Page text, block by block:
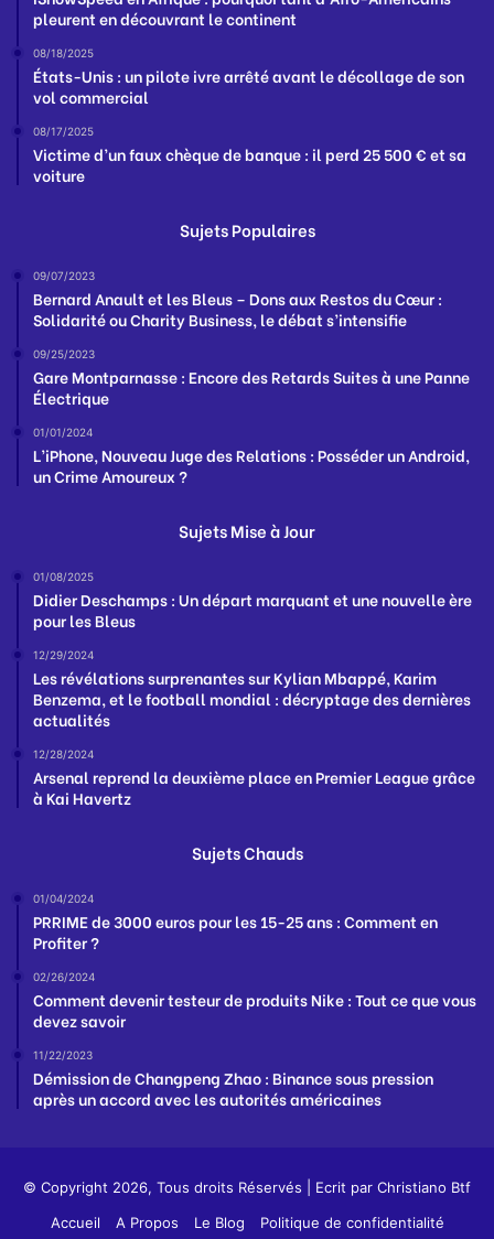
pleurent en découvrant le continent
08/18/2025
États-Unis : un pilote ivre arrêté avant le décollage de son
vol commercial
08/17/2025
Victime d’un faux chèque de banque : il perd 25 500 € et sa
voiture
Sujets Populaires
09/07/2023
Bernard Anault et les Bleus – Dons aux Restos du Cœur :
Solidarité ou Charity Business, le débat s’intensifie
09/25/2023
Gare Montparnasse : Encore des Retards Suites à une Panne
Électrique
01/01/2024
L’iPhone, Nouveau Juge des Relations : Posséder un Android,
un Crime Amoureux ?
Sujets Mise à Jour
01/08/2025
Didier Deschamps : Un départ marquant et une nouvelle ère
pour les Bleus
12/29/2024
Les révélations surprenantes sur Kylian Mbappé, Karim
Benzema, et le football mondial : décryptage des dernières
actualités
12/28/2024
Arsenal reprend la deuxième place en Premier League grâce
à Kai Havertz
Sujets Chauds
01/04/2024
PRRIME de 3000 euros pour les 15-25 ans : Comment en
Profiter ?
02/26/2024
Comment devenir testeur de produits Nike : Tout ce que vous
devez savoir
11/22/2023
Démission de Changpeng Zhao : Binance sous pression
après un accord avec les autorités américaines
© Copyright 2026, Tous droits Réservés | Ecrit par Christiano Btf
Accueil
A Propos Le Blog Politique de confidentialité